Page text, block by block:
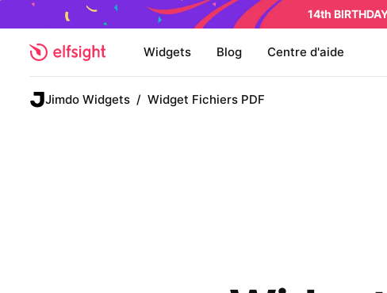
14th
Widgets Blog Centre d'aide
Jimdo Widgets / Widget Fichiers PDF